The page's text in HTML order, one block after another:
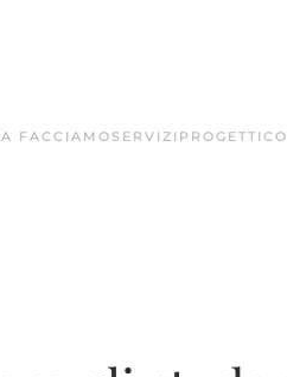
FACCIAMO SERVIZI PROGETTI